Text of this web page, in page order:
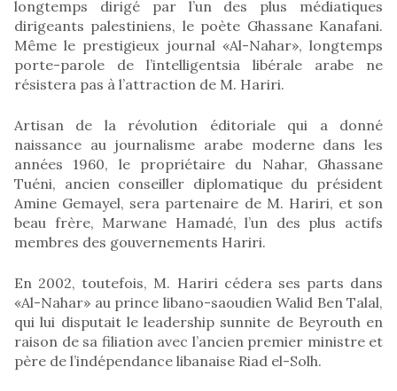
longtemps dirigé par l’un des plus médiatiques
dirigeants palestiniens, le poète Ghassane Kanafani.
Même le prestigieux journal «Al-Nahar», longtemps
porte-parole de l’intelligentsia libérale arabe ne
résistera pas à l’attraction de M. Hariri.
Artisan de la révolution éditoriale qui a donné
naissance au journalisme arabe moderne dans les
années 1960, le propriétaire du Nahar, Ghassane
Tuéni, ancien conseiller diplomatique du président
Amine Gemayel, sera partenaire de M. Hariri, et son
beau frère, Marwane Hamadé, l’un des plus actifs
membres des gouvernements Hariri.
En 2002, toutefois, M. Hariri cédera ses parts dans
«Al-Nahar» au prince libano-saoudien Walid Ben Talal,
qui lui disputait le leadership sunnite de Beyrouth en
raison de sa filiation avec l’ancien premier ministre et
père de l’indépendance libanaise Riad el-Solh.